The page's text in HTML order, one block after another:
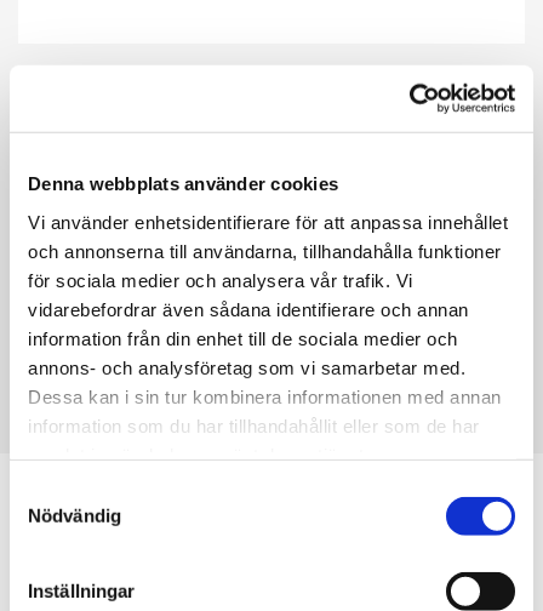
Denna webbplats använder cookies
Vi använder enhetsidentifierare för att anpassa innehållet
och annonserna till användarna, tillhandahålla funktioner
för sociala medier och analysera vår trafik. Vi
vidarebefordrar även sådana identifierare och annan
information från din enhet till de sociala medier och
annons- och analysföretag som vi samarbetar med.
Dessa kan i sin tur kombinera informationen med annan
information som du har tillhandahållit eller som de har
Nödvändig
Inställningar
4
Packa dina tillhörigheter och flytta in i ditt förråd.
Behöver du köpa flyttlådor eller låna en släpkärra
erbjuder vi denna service och mycket mer.
Våra torra och varma lokaler
Lokalen är kameraövervakad dygnet runt med